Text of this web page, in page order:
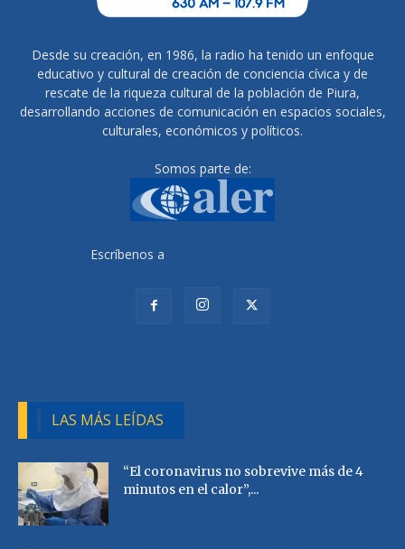
Desde su creación, en 1986, la radio ha tenido un enfoque
educativo y cultural de creación de conciencia cívica y de
rescate de la riqueza cultural de la población de Piura,
desarrollando acciones de comunicación en espacios sociales,
culturales, económicos y políticos.
Somos parte de:
Escríbenos a
LAS MÁS LEÍDAS
“El coronavirus no sobrevive más de 4
minutos en el calor”,...